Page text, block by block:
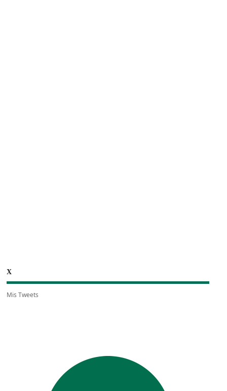
X
Mis Tweets